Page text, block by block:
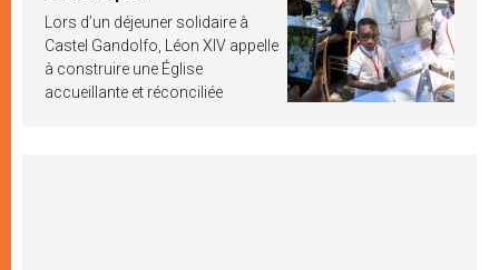
Lors d’un déjeuner solidaire à
Castel Gandolfo, Léon XIV appelle
à construire une Église
accueillante et réconciliée